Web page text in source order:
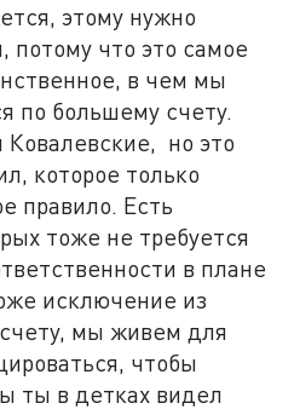
этому нужно
потому что это самое
в чем мы
по большему счету.
но это
которое только
правило. Есть
тоже не требуется
в плане
исключение из
мы живем для
чтобы
ты в детках видел